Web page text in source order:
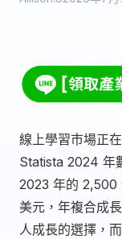
線上學習市場正
Statista 2024 年
2023 年的 2,500
美元，年複合成
人成長的選擇，